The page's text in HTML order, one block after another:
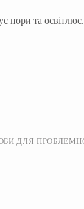
пори та освітлює.
ДЛЯ